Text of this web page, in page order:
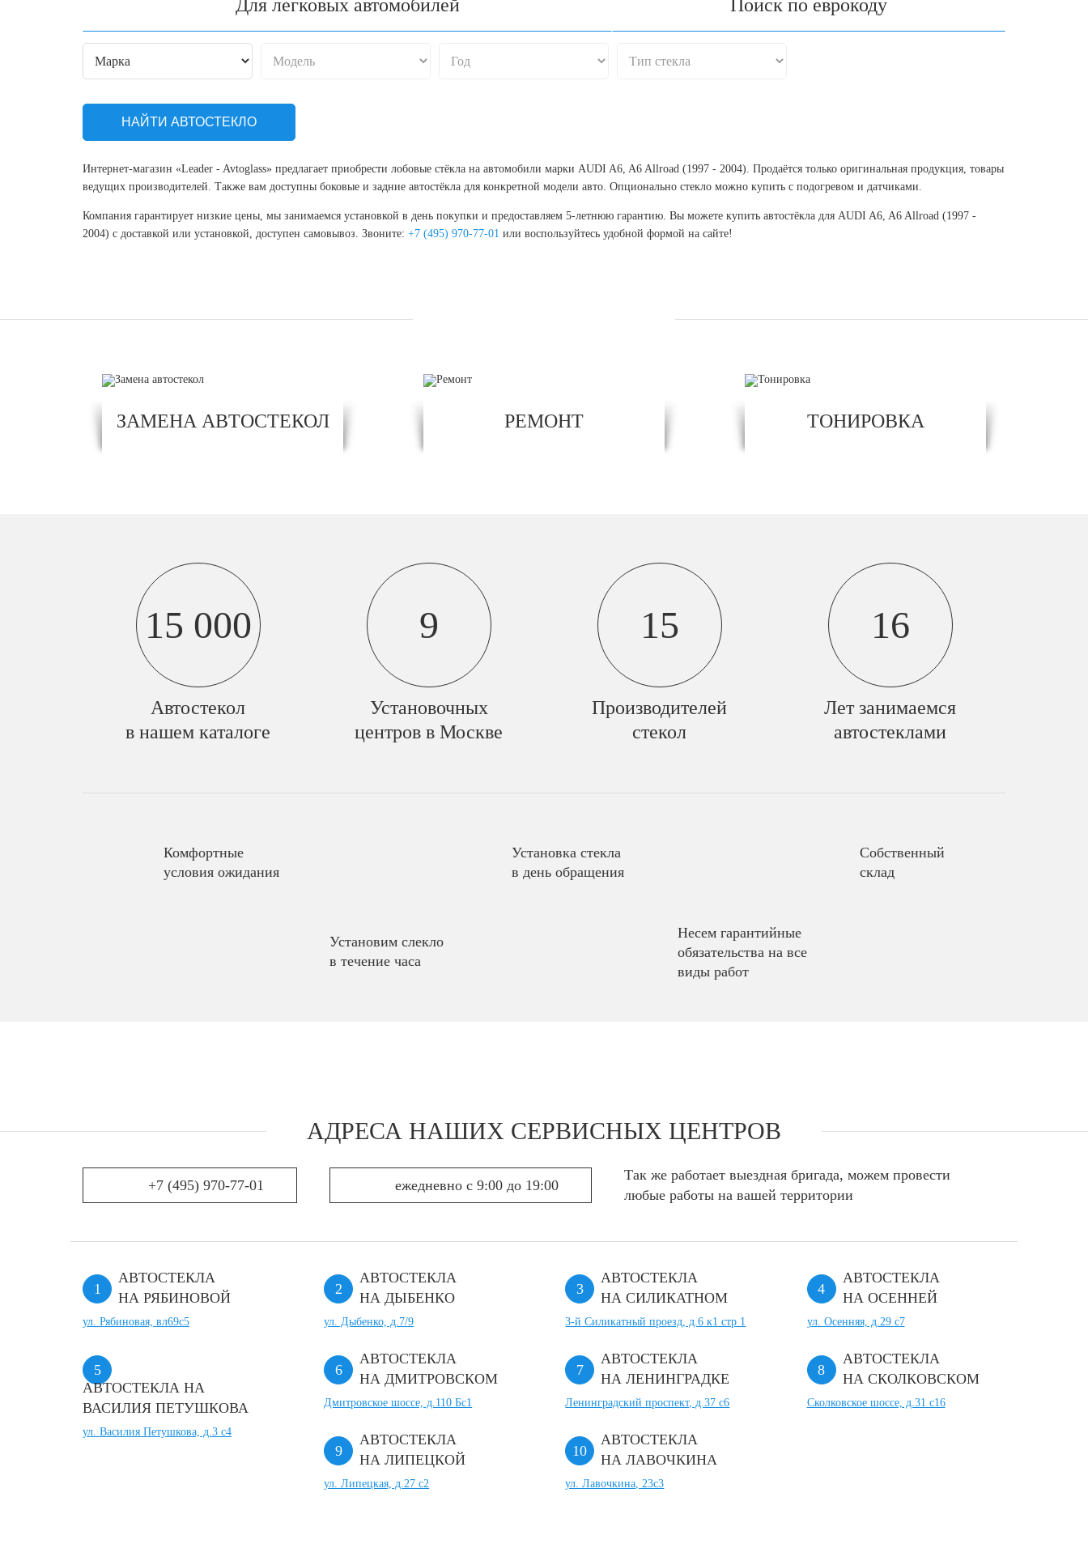
Для легковых автомобилей Поиск по еврокоду
НАЙТИ АВТОСТЕКЛО
Интернет-магазин «Leader - Avtoglass» предлагает приобрести лобовые стёкла на автомобили марки AUDI A6, A6 Allroad (1997 - 2004). Продаётся только оригинальная продукция, товары
ведущих производителей. Также вам доступны боковые и задние автостёкла для конкретной модели авто. Опционально стекло можно купить с подогревом и датчиками.
Компания гарантирует низкие цены, мы занимаемся установкой в день покупки и предоставляем 5-летнюю гарантию. Вы можете купить автостёкла для AUDI A6, A6 Allroad (1997 -
2004) с доставкой или установкой, доступен самовывоз. Звоните: +7 (495) 970-77-01 или воспользуйтесь удобной формой на сайте!
ЗАМЕНА АВТОСТЕКОЛ РЕМОНТ ТОНИРОВКА
15 000
Автостекол
в нашем каталоге
9
Установочных
центров в Москве
15
Производителей
стекол
16
Лет занимаемся
автостеклами
Комфортные
условия ожидания
Установка стекла
в день обращения
Собственный
склад
Установим слекло
в течение часа
Несем гарантийные
обязательства на все
виды работ
АДРЕСА НАШИХ СЕРВИСНЫХ ЦЕНТРОВ
+7 (495) 970-77-01 ежедневно с 9:00 до 19:00
Так же работает выездная бригада, можем провести
любые работы на вашей территории
АВТОСТЕКЛА
НА РЯБИНОВОЙ
ул. Рябиновая, вл69с5
АВТОСТЕКЛА
НА ДЫБЕНКО
ул. Дыбенко, д.7/9
АВТОСТЕКЛА
НА СИЛИКАТНОМ
3-й Силикатный проезд, д.6 к1 стр 1
АВТОСТЕКЛА
НА ОСЕННЕЙ
ул. Осенняя, д.29 с7
АВТОСТЕКЛА НА
ВАСИЛИЯ ПЕТУШКОВА
ул. Василия Петушкова, д.3 с4
АВТОСТЕКЛА
НА ДМИТРОВСКОМ
Дмитровское шоссе, д.110 Бс1
АВТОСТЕКЛА
НА ЛЕНИНГРАДКЕ
Ленинградский проспект, д.37 c6
АВТОСТЕКЛА
НА СКОЛКОВСКОМ
Сколковское шоссе, д.31 с16
АВТОСТЕКЛА
НА ЛИПЕЦКОЙ
ул. Липецкая, д.27 с2
АВТОСТЕКЛА
НА ЛАВОЧКИНА
ул. Лавочкина, 23с3